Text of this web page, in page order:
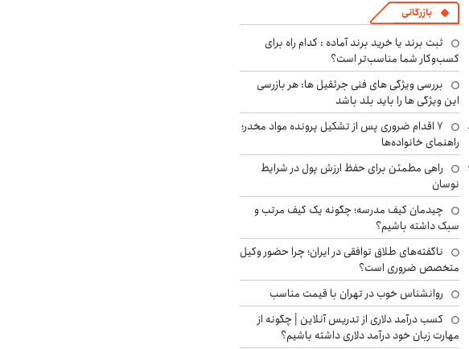
بازرگانی
ثبت برند یا خرید برند آماده : کدام راه برای
کسب‌وکار شما مناسب‌تر است؟
بررسی ویژگی های فنی جرثقیل ها: هر بازرسی
این ویژگی ها را باید بلد باشد
۷ اقدام ضروری پس از تشکیل پرونده مواد مخدر؛
راهنمای خانواده‌ها
راهی مطمئن برای حفظ ارزش پول در شرایط
نوسان
چیدمان کیف مدرسه؛ چگونه یک کیف مرتب و
سبک داشته باشیم؟
ناگفته‌های طلاق توافقی در ایران؛ چرا حضور وکیل
متخصص ضروری است؟
روانشناس خوب در تهران با قیمت مناسب
کسب درآمد دلاری از تدریس آنلاین | چگونه از
مهارت زبان خود درآمد دلاری داشته باشیم؟